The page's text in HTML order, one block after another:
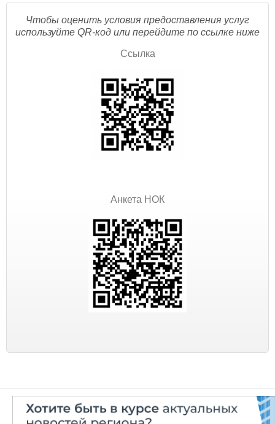
Чтобы оценить условия предоставления услуг
используйте QR-код или перейдите по ссылке ниже
Ссылка
Анкета НОК